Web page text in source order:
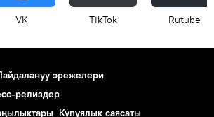
VK ТikТоk Rutube
эрежелери
релиздер
Купуялык саясаты